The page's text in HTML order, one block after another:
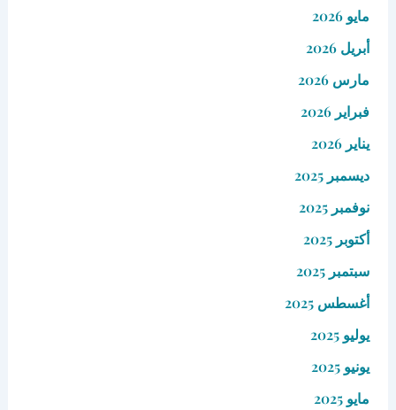
مايو 2026
أبريل 2026
مارس 2026
فبراير 2026
يناير 2026
ديسمبر 2025
نوفمبر 2025
أكتوبر 2025
سبتمبر 2025
أغسطس 2025
يوليو 2025
يونيو 2025
مايو 2025